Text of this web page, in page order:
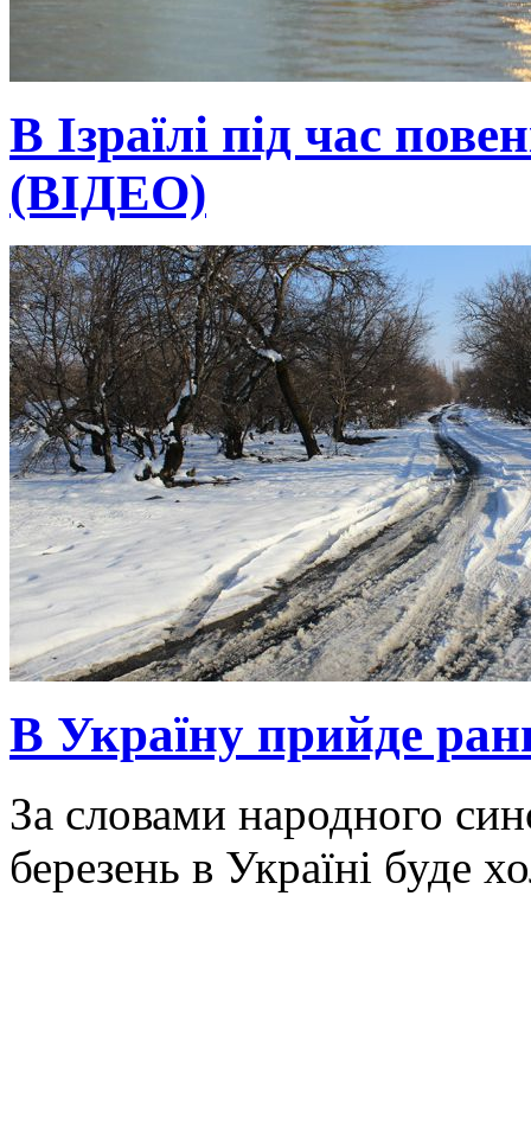
В Ізраїлі під час
(ВІДЕО)
В Україну прийде
За словами народного
березень в Україні буде